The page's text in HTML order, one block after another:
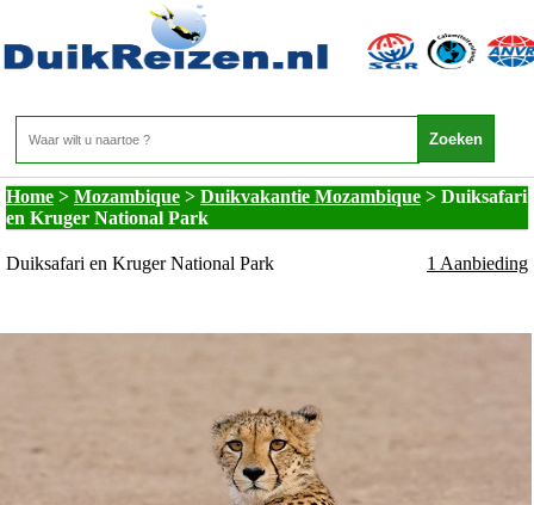
Mozambique - Duikvakantie Mozambique -
Duiksafari en Kruger National Park
Home > Mozambique > Duikvakantie Mozambique > Duiksafari
en Kruger National Park
Duiksafari en Kruger National Park 1 Aanbieding